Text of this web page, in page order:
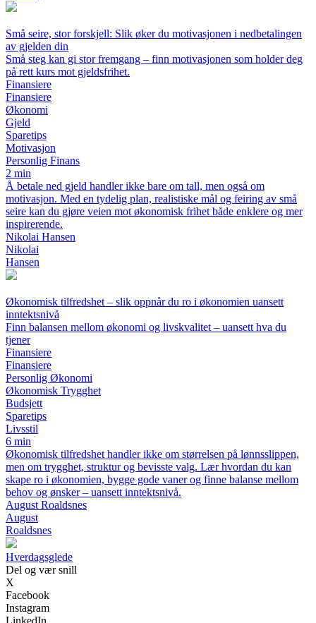
Små seire, stor forskjell: Slik øker du motivasjonen i nedbetalingen
av gjelden din
Små steg kan gi stor fremgang – finn motivasjonen som holder deg
på rett kurs mot gjeldsfrihet.
Finansiere
Finansiere
Økonomi
Gjeld
Sparetips
Motivasjon
Personlig Finans
2 min
Å betale ned gjeld handler ikke bare om tall, men også om
motivasjon. Med en tydelig plan, realistiske mål og feiring av små
seire kan du gjøre veien mot økonomisk frihet både enklere og mer
inspirerende.
Nikolai Hansen
Nikolai
Hansen
Økonomisk tilfredshet – slik oppnår du ro i økonomien uansett
inntektsnivå
Finn balansen mellom økonomi og livskvalitet – uansett hva du
tjener
Finansiere
Finansiere
Personlig Økonomi
Økonomisk Trygghet
Budsjett
Sparetips
Livsstil
6 min
Økonomisk tilfredshet handler ikke om størrelsen på lønnsslippen,
men om trygghet, struktur og bevisste valg. Lær hvordan du kan
skape ro i økonomien, bygge gode vaner og finne balanse mellom
behov og ønsker – uansett inntektsnivå.
August Roaldsnes
August
Roaldsnes
Hverdagsglede
Del og vær snill
X
Facebook
Instagram